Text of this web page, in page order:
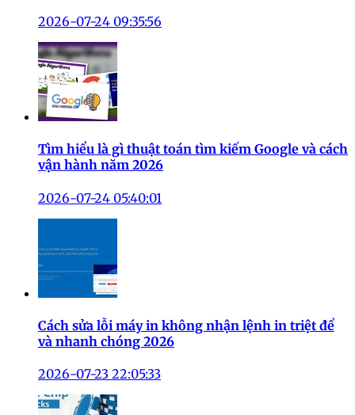
2026-07-24 09:35:56
Tìm hiểu là gì thuật toán tìm kiếm Google và cách
vận hành năm 2026
2026-07-24 05:40:01
Cách sửa lỗi máy in không nhận lệnh in triệt để
và nhanh chóng 2026
2026-07-23 22:05:33